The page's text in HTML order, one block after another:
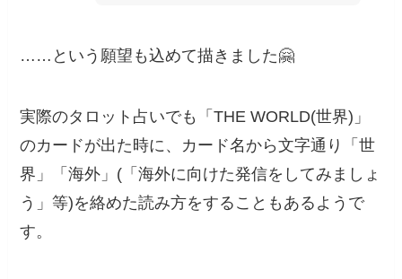
……という願望も込めて描きました🤗
実際のタロット占いでも「THE WORLD(世界)」
のカードが出た時に、カード名から文字通り「世
界」「海外」(「海外に向けた発信をしてみましょ
う」等)を絡めた読み方をすることもあるようで
す。